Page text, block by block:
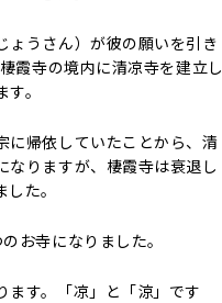
ょうさん）が彼の願いを引き
霞寺の境内に清凉寺を建立し
。
に帰依していたことから、清
なりますが、棲霞寺は衰退し
た。
お寺になりました。
ます。「凉」と「涼」です